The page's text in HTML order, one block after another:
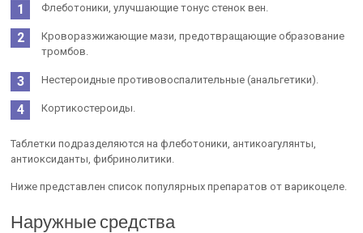
Флеботоники, улучшающие тонус стенок вен.
Кроворазжижающие мази, предотвращающие образование
тромбов.
Нестероидные противовоспалительные (анальгетики).
Кортикостероиды.
Таблетки подразделяются на флеботоники, антикоагулянты,
антиоксиданты, фибринолитики.
Ниже представлен список популярных препаратов от варикоцеле.
Наружные средства